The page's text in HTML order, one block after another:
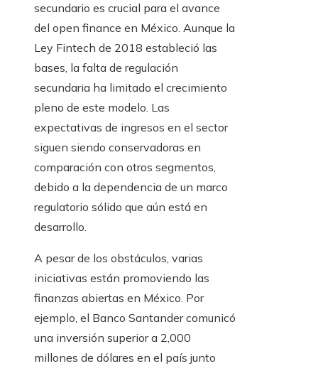
secundario es crucial para el avance
del open finance en México. Aunque la
Ley Fintech de 2018 estableció las
bases, la falta de regulación
secundaria ha limitado el crecimiento
pleno de este modelo. Las
expectativas de ingresos en el sector
siguen siendo conservadoras en
comparación con otros segmentos,
debido a la dependencia de un marco
regulatorio sólido que aún está en
desarrollo.
A pesar de los obstáculos, varias
iniciativas están promoviendo las
finanzas abiertas en México. Por
ejemplo, el Banco Santander comunicó
una inversión superior a 2,000
millones de dólares en el país junto